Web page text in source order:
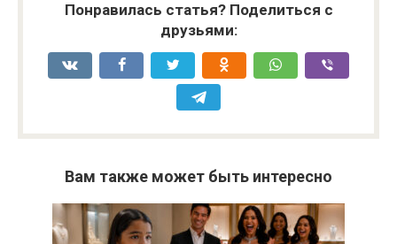
Понравилась статья? Поделиться с
друзьями:
Вам также может быть интересно